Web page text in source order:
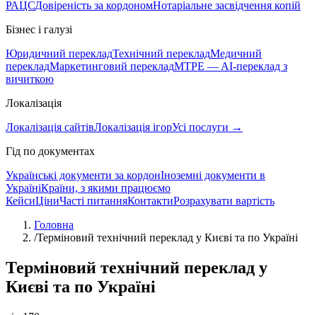
РАЦСДовіреність за кордономНотаріальне засвідчення копій
Бізнес і галузі
Юридичний перекладТехнічний перекладМедичний
перекладМаркетинговий перекладMTPE — AI-переклад з
вичиткою
Локалізація
Локалізація сайтівЛокалізація ігорУсі послуги →
Гід по документах
Українські документи за кордонІноземні документи в
УкраїніКраїни, з якими працюємо
КейсиЦіниЧасті питанняКонтактиРозрахувати вартість
Головна
/Терміновий технічний переклад у Києві та по Україні
Терміновий технічний переклад у
Києві та по Україні